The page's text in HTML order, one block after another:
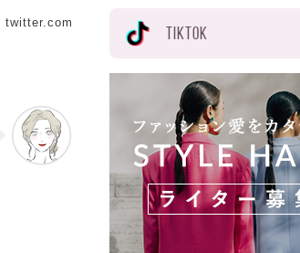
twitter.com
TIKTOK